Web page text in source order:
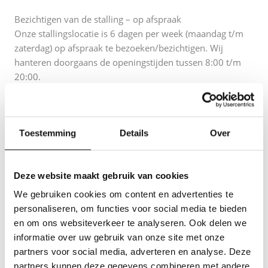
Toestemming Details Over
Deze website maakt gebruik van cookies
We gebruiken cookies om content en advertenties te
personaliseren, om functies voor social media te bieden
en om ons websiteverkeer te analyseren. Ook delen we
informatie over uw gebruik van onze site met onze
partners voor social media, adverteren en analyse. Deze
partners kunnen deze gegevens combineren met andere
Bezichtigen van de stalling – op afspraak
Onze stallingslocatie is 6 dagen per week (maandag t/m
zaterdag) op afspraak te bezoeken/bezichtigen. Wij
hanteren doorgaans de openingstijden tussen 8:00 t/m
20:00.
Ophalen van uw eigendom – op afspraak
Ophalen van uw eigendom is te allen tijde mogelijk, mits
middels bellen of via een whatsapp. Nadat er telefonisch
contact is geweest, zetten wij uw eigendom op het
buitenterrein. Vervolgens kunt u uw eigendom ophalen
wanneer het u uitkomt. Met behulp van uw telefoon kunt
het beveiligde hek openen.
Bij het intakegesprek ontvangt u details over de Dom Key-